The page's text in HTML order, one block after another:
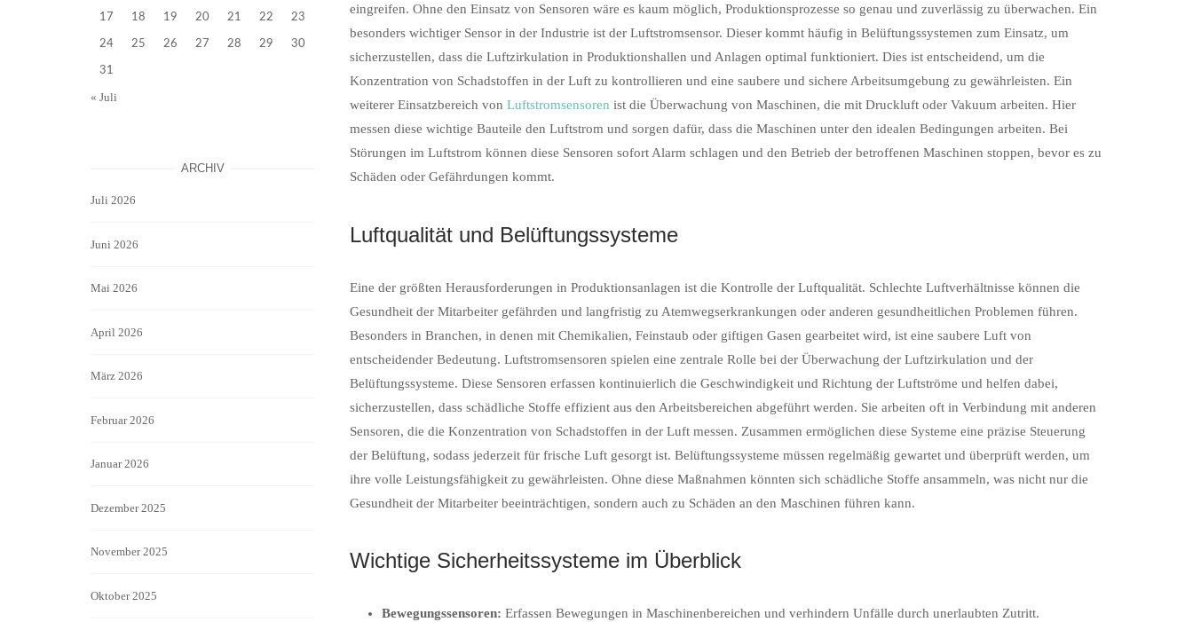
eingreifen. Ohne den Einsatz von Sensoren wäre es kaum möglich, Produktionsprozesse so genau und zuverlässig zu überwachen. Ein
besonders wichtiger Sensor in der Industrie ist der Luftstromsensor. Dieser kommt häufig in Belüftungssystemen zum Einsatz, um
sicherzustellen, dass die Luftzirkulation in Produktionshallen und Anlagen optimal funktioniert. Dies ist entscheidend, um die
Konzentration von Schadstoffen in der Luft zu kontrollieren und eine saubere und sichere Arbeitsumgebung zu gewährleisten. Ein
weiterer Einsatzbereich von Luftstromsensoren ist die Überwachung von Maschinen, die mit Druckluft oder Vakuum arbeiten. Hier
messen diese wichtige Bauteile den Luftstrom und sorgen dafür, dass die Maschinen unter den idealen Bedingungen arbeiten. Bei
Störungen im Luftstrom können diese Sensoren sofort Alarm schlagen und den Betrieb der betroffenen Maschinen stoppen, bevor es zu
Schäden oder Gefährdungen kommt.
Luftqualität und Belüftungssysteme
Eine der größten Herausforderungen in Produktionsanlagen ist die Kontrolle der Luftqualität. Schlechte Luftverhältnisse können die
Gesundheit der Mitarbeiter gefährden und langfristig zu Atemwegserkrankungen oder anderen gesundheitlichen Problemen führen.
Besonders in Branchen, in denen mit Chemikalien, Feinstaub oder giftigen Gasen gearbeitet wird, ist eine saubere Luft von
entscheidender Bedeutung. Luftstromsensoren spielen eine zentrale Rolle bei der Überwachung der Luftzirkulation und der
Belüftungssysteme. Diese Sensoren erfassen kontinuierlich die Geschwindigkeit und Richtung der Luftströme und helfen dabei,
sicherzustellen, dass schädliche Stoffe effizient aus den Arbeitsbereichen abgeführt werden. Sie arbeiten oft in Verbindung mit anderen
Sensoren, die die Konzentration von Schadstoffen in der Luft messen. Zusammen ermöglichen diese Systeme eine präzise Steuerung
der Belüftung, sodass jederzeit für frische Luft gesorgt ist. Belüftungssysteme müssen regelmäßig gewartet und überprüft werden, um
ihre volle Leistungsfähigkeit zu gewährleisten. Ohne diese Maßnahmen könnten sich schädliche Stoffe ansammeln, was nicht nur die
Gesundheit der Mitarbeiter beeinträchtigen, sondern auch zu Schäden an den Maschinen führen kann.
Wichtige Sicherheitssysteme im Überblick
Bewegungssensoren: Erfassen Bewegungen in Maschinenbereichen und verhindern Unfälle durch unerlaubten Zutritt.
17 18 19 20 21 22 23
24 25 26 27 28 29 30
31
« Juli
ARCHIV
Juli 2026
Juni 2026
Mai 2026
April 2026
März 2026
Februar 2026
Januar 2026
Dezember 2025
November 2025
Oktober 2025